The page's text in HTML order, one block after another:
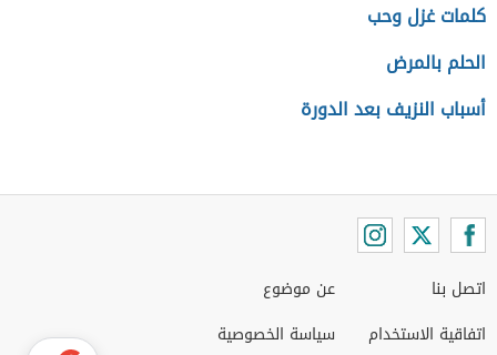
كلمات غزل وحب
الحلم بالمرض
أسباب النزيف بعد الدورة
اتصل بنا
اتفاقية الاستخدام
عن موضوع
سياسة الخصوصية